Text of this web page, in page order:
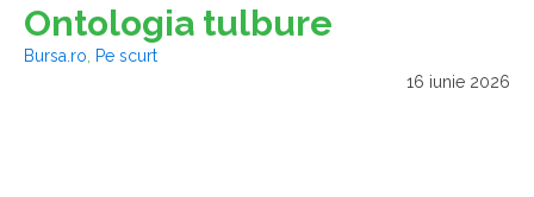
Ontologia tulbure
Bursa.ro
Pe scurt
16 iunie 2026